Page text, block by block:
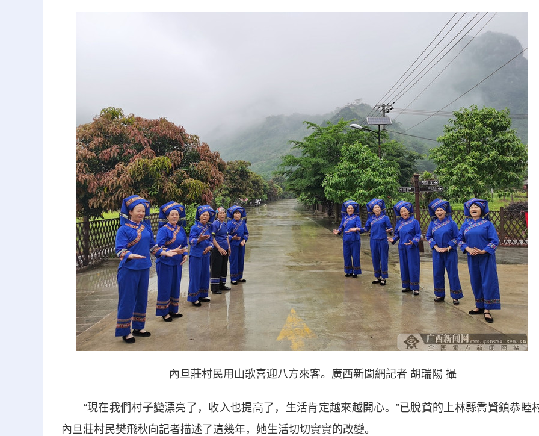
內旦莊村民用山歌喜迎八方來客。廣西新聞網記者 胡瑞陽 攝
“現在我們村子變漂亮了，收入也提高了，生活肯定越來越開心。”已脫貧的上林縣喬賢鎮恭睦
內旦莊村民樊飛秋向記者描述了這幾年，她生活切切實實的改變。